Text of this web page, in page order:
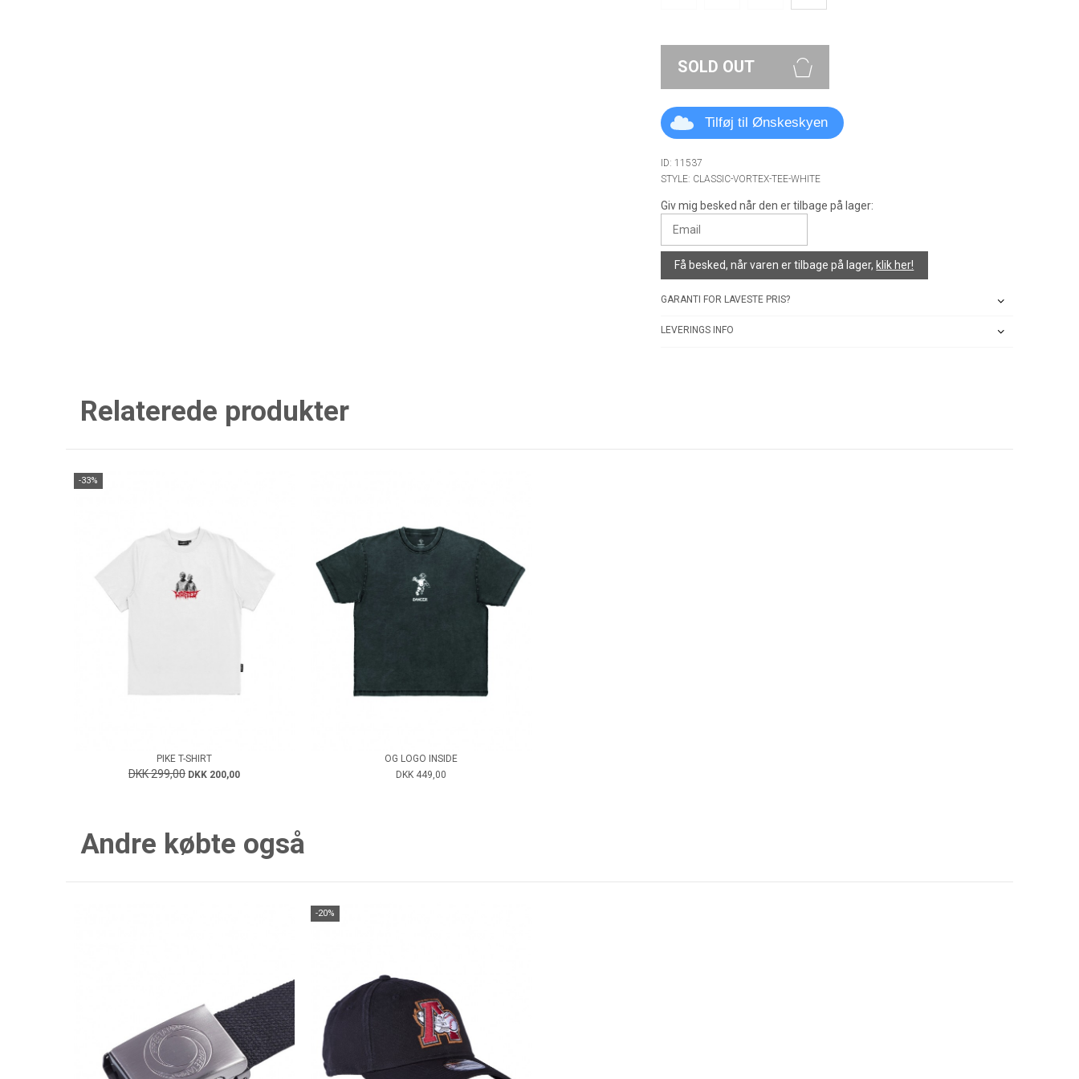
SOLD OUT
Tilføj til Ønskeskyen
ID: 11537
STYLE: CLASSIC-VORTEX-TEE-WHITE
Giv mig besked når den er tilbage på lager:
Få besked, når varen er tilbage på lager, klik her!
GARANTI FOR LAVESTE PRIS?
LEVERINGS INFO
Relaterede produkter
-33%
PIKE T-SHIRT
DKK 299,00 DKK 200,00
OG LOGO INSIDE
DKK 449,00
Andre købte også
-20%